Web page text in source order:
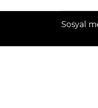
Sosyal